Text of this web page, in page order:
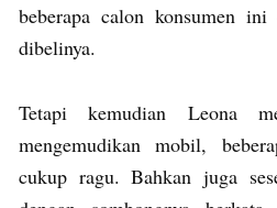
beberapa calon konsumen
dibelinya.
Tetapi kemudian Leona
mengemudikan mobil,
cukup ragu. Bahkan juga